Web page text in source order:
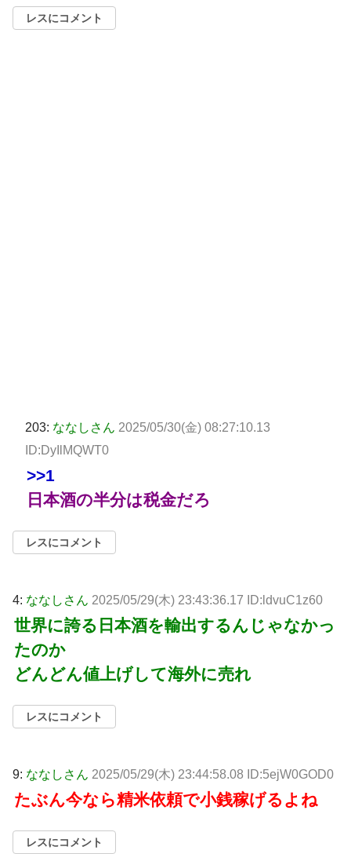
レスにコメント
203: ななしさん 2025/05/30(金) 08:27:10.13
ID:DyIlMQWT0
>>1
日本酒の半分は税金だろ
レスにコメント
4: ななしさん 2025/05/29(木) 23:43:36.17 ID:ldvuC1z60
世界に誇る日本酒を輸出するんじゃなかっ
たのか
どんどん値上げして海外に売れ
レスにコメント
9: ななしさん 2025/05/29(木) 23:44:58.08 ID:5ejW0GOD0
たぶん今なら精米依頼で小銭稼げるよね
レスにコメント